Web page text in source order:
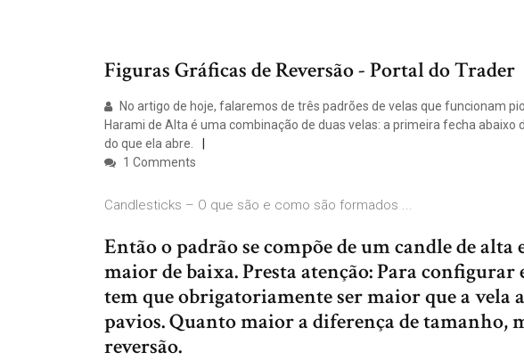
Figuras Gráficas de Reversão - Portal do Trader
No artigo de hoje, falaremos de três padrões de velas que funcionam
Harami de Alta é uma combinação de duas velas: a primeira fecha abaixo
do que ela abre.
1 Comments
Candlesticks – O que são e como são formados ...
Então o padrão se compõe de um candle de
maior de baixa. Presta atenção: Para configurar
tem que obrigatoriamente ser maior que a vela
pavios. Quanto maior a diferença de tamanho,
reversão.